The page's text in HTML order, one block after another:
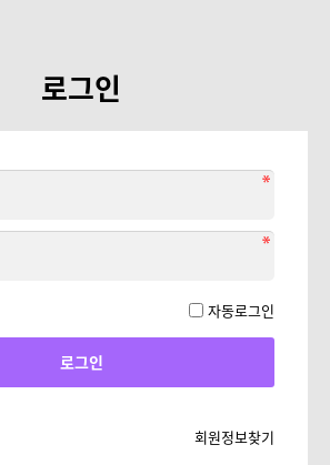
로그인
자동로그인
회원정보찾기